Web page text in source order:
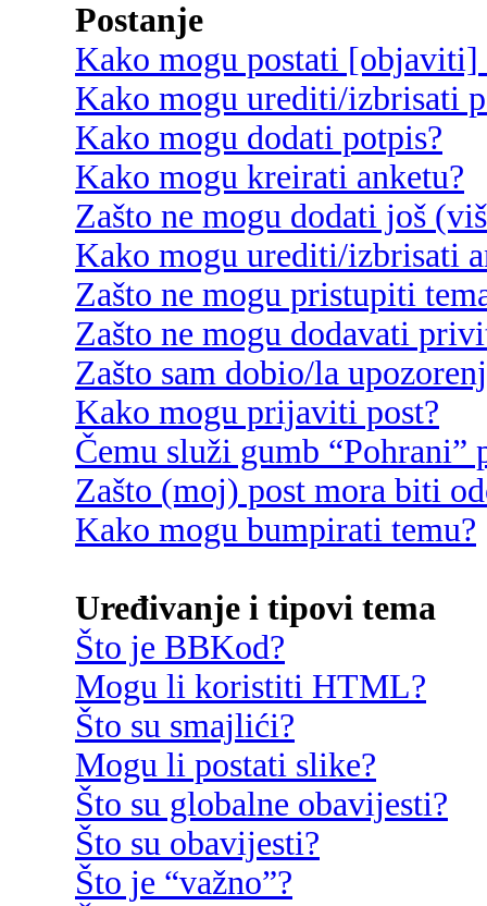
Postanje
Kako mogu postati [objaviti]
Kako mogu urediti/izbrisati
Kako mogu dodati potpis?
Kako mogu kreirati anketu?
Zašto ne mogu dodati još
Kako mogu urediti/izbrisati
Zašto ne mogu pristupiti
Zašto ne mogu dodavati
Zašto sam dobio/la
Kako mogu prijaviti post?
Čemu služi gumb
Zašto (moj) post mora biti
Kako mogu bumpirati temu?
Uređivanje i tipovi tema
Što je BBKod?
Mogu li koristiti HTML?
Što su smajlići?
Mogu li postati slike?
Što su globalne obavijesti?
Što su obavijesti?
Što je “važno”?